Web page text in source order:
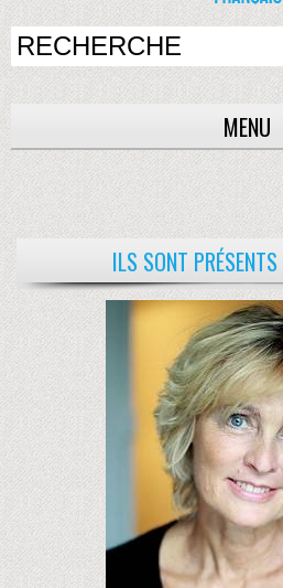
MENU
ILS SONT PRÉSENTS